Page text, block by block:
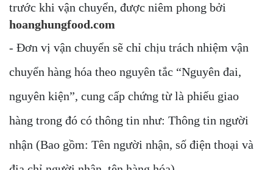
trước khi vận chuyển, được niêm phong bởi
hoanghungfood.com
- Đơn vị vận chuyển sẽ chỉ chịu trách nhiệm vận
chuyển hàng hóa theo nguyên tắc “Nguyên đai,
nguyên kiện”, cung cấp chứng từ là phiếu giao
hàng trong đó có thông tin như: Thông tin người
nhận (Bao gồm: Tên người nhận, số điện thoại và